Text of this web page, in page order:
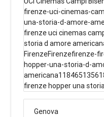
firenze-uci-cinemas-
una-storia-d-amore-
firenze uci cinemas
storia d amore
FirenzeFirenzefirenze-
hopper-una-storia-d-
firenze hopper una
Genova